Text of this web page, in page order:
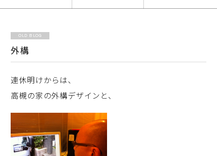
OLD BLOG
外構
連休明けからは、
高槻の家の外構デザインと、